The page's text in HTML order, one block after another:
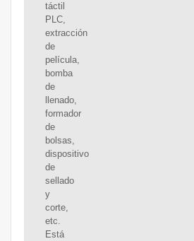
táctil
PLC,
extracción
de
película,
bomba
de
llenado,
formador
de
bolsas,
dispositivo
de
sellado
y
corte,
etc.
Está